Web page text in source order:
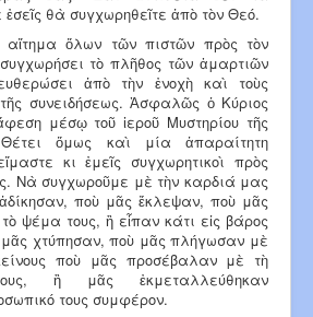
θὰ συγχωρηθεῖτε ἀπὸ τὸν Θεό.
αἴτημα ὅλων τῶν πι­στῶν πρὸς τὸν
τὸ πλῆθος τῶν ἁμαρτιῶν
ἀπὸ τὴν ἐνοχὴ καὶ τοὺς
συνειδήσεως. Ἀσφαλῶς ὁ Κύριος
μέσῳ τοῦ ἱεροῦ Μυστηρίου τῆς
ὅμως καὶ μία ἀπαραίτητη
κι ἐμεῖς συγχωρητικοὶ πρὸς
Νὰ συγχωροῦμε μὲ τὴν καρδιά μας
ποὺ μᾶς ἔκλεψαν, ποὺ μᾶς
ψέμα τους, ἢ εἶπαν κάτι εἰς βάρος
μᾶς χτύπησαν, ποὺ μᾶς πλήγωσαν μὲ
ποὺ μᾶς προσέβαλαν μὲ τὴ
ἢ μᾶς ἐκμεταλλεύθηκαν
τους συμφέρον.